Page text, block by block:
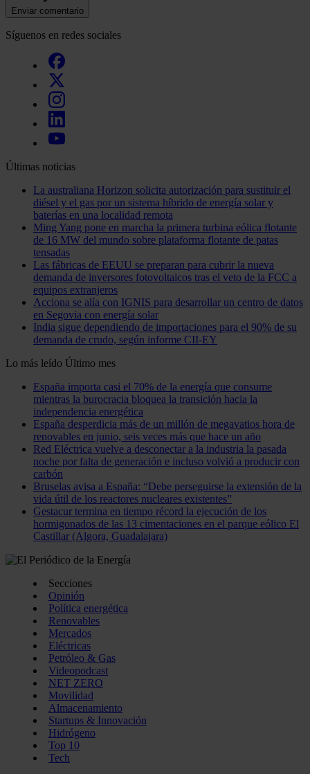
Enviar comentario
Síguenos en redes sociales
Últimas noticias
La australiana Horizon solicita autorización para sustituir el
diésel y el gas por un sistema híbrido de energía solar y
baterías en una localidad remota
Ming Yang pone en marcha la primera turbina eólica flotante
de 16 MW del mundo sobre plataforma flotante de patas
tensadas
Las fábricas de EEUU se preparan para cubrir la nueva
demanda de inversores fotovoltaicos tras el veto de la FCC a
equipos extranjeros
Acciona se alía con IGNIS para desarrollar un centro de datos
en Segovia con energía solar
India sigue dependiendo de importaciones para el 90% de su
demanda de crudo, según informe CII-EY
Lo más leído Último mes
España importa casi el 70% de la energía que consume
mientras la burocracia bloquea la transición hacia la
independencia energética
España desperdicia más de un millón de megavatios hora de
renovables en junio, seis veces más que hace un año
Red Eléctrica vuelve a desconectar a la industria la pasada
noche por falta de generación e incluso volvió a producir con
carbón
Bruselas avisa a España: “Debe perseguirse la extensión de la
vida útil de los reactores nucleares existentes”
Gestacur termina en tiempo récord la ejecución de los
hormigonados de las 13 cimentaciones en el parque eólico El
Castillar (Algora, Guadalajara)
Secciones
Opinión
Política energética
Renovables
Mercados
Eléctricas
Petróleo & Gas
Videopodcast
NET ZERO
Movilidad
Almacenamiento
Startups & Innovación
Hidrógeno
Top 10
Tech